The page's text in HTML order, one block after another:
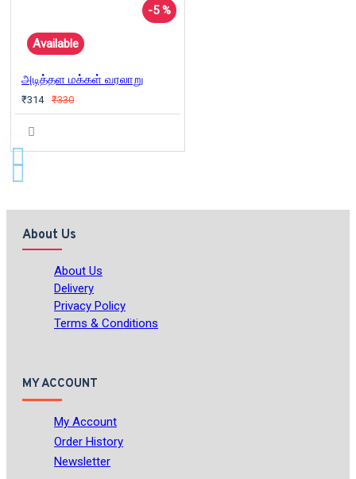
-5 %
Available
அடித்தள மக்கள் வரலாறு
₹314 ₹330
About Us
About Us
Delivery
Privacy Policy
Terms & Conditions
MY ACCOUNT
My Account
Order History
Newsletter